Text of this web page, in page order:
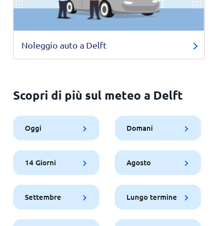
Noleggio auto a Delft
Scopri di più sul meteo a Delft
Oggi Domani
14 Giorni Agosto
Settembre Lungo termine